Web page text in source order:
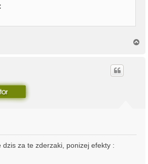
dzis za te zderzaki, ponizej efekty :